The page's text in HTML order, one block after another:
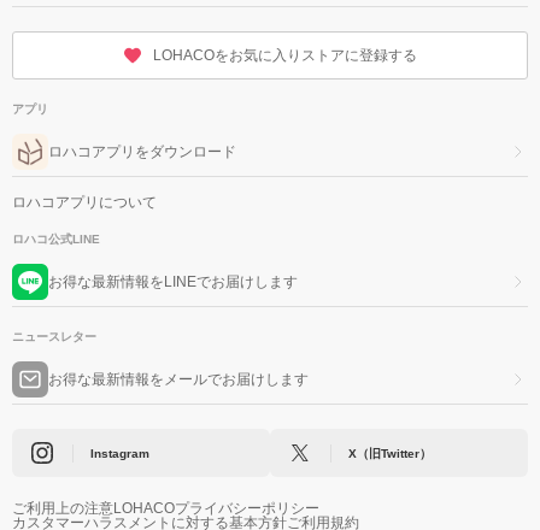
LOHACOをお気に入りストアに登録する
アプリ
ロハコアプリをダウンロード
ロハコアプリについて
ロハコ公式LINE
お得な最新情報をLINEでお届けします
ニュースレター
お得な最新情報をメールでお届けします
Instagram X（旧Twitter）
ご利用上の注意LOHACOプライバシーポリシー
カスタマーハラスメントに対する基本方針ご利用規約